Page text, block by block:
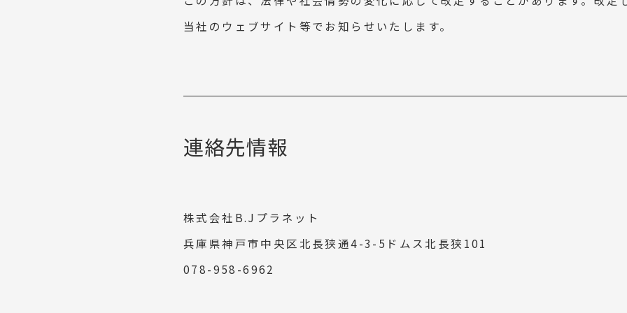
当社のウェブサイト等でお知らせいたします。
連絡先情報
株式会社B.Jプラネット
兵庫県神戸市中央区北長狭通4-3-5ドムス北長狭101
078-958-6962